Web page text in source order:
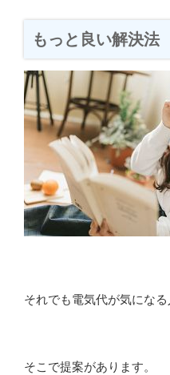
もっと良い解決法
それでも電気代が気になる
そこで提案があります。